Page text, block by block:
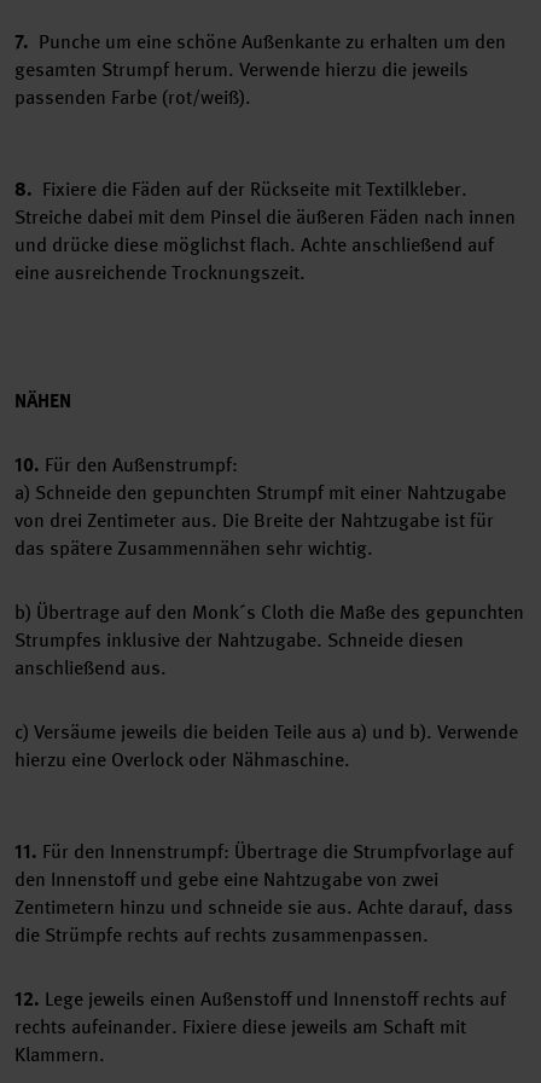
7. Punche um eine schöne Außenkante zu erhalten um den
gesamten Strumpf herum. Verwende hierzu die jeweils
passenden Farbe (rot/weiß).
8. Fixiere die Fäden auf der Rückseite mit Textilkleber.
Streiche dabei mit dem Pinsel die äußeren Fäden nach innen
und drücke diese möglichst flach. Achte anschließend auf
eine ausreichende Trocknungszeit.
NÄHEN
10. Für den Außenstrumpf:
a) Schneide den gepunchten Strumpf mit einer Nahtzugabe
von drei Zentimeter aus. Die Breite der Nahtzugabe ist für
das spätere Zusammennähen sehr wichtig.
b) Übertrage auf den Monk´s Cloth die Maße des gepunchten
Strumpfes inklusive der Nahtzugabe. Schneide diesen
anschließend aus.
c) Versäume jeweils die beiden Teile aus a) und b). Verwende
hierzu eine Overlock oder Nähmaschine.
11. Für den Innenstrumpf: Übertrage die Strumpfvorlage auf
den Innenstoff und gebe eine Nahtzugabe von zwei
Zentimetern hinzu und schneide sie aus. Achte darauf, dass
die Strümpfe rechts auf rechts zusammenpassen.
12. Lege jeweils einen Außenstoff und Innenstoff rechts auf
rechts aufeinander. Fixiere diese jeweils am Schaft mit
Klammern.